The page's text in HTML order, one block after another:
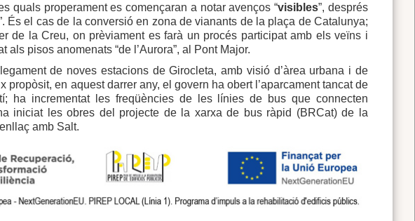
quals properament es començaran a notar avenços “visibles”, després
És el cas de la conversió en zona de vianants de la plaça de Catalunya;
de la Creu, on prèviament es farà un procés participat amb els veïns i
pisos anomenats “de l’Aurora”, al Pont Major.
de noves estacions de Girocleta, amb visió d’àrea urbana i de
en aquest darrer any, el govern ha obert l’aparcament tancat de
ha incrementat les freqüències de les línies de bus que connecten
iniciat les obres del projecte de la xarxa de bus ràpid (BRCat) de la
amb Salt.